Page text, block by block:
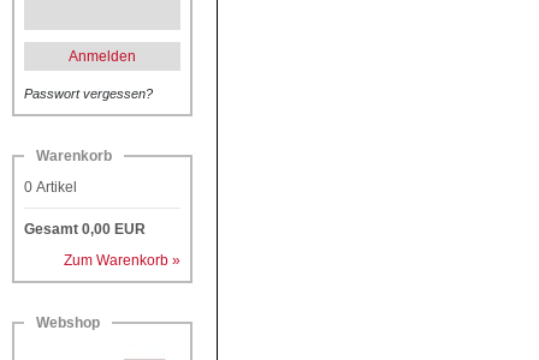
Anmelden
Passwort vergessen?
Warenkorb
0 Artikel
Gesamt 0,00 EUR
Zum Warenkorb »
Webshop